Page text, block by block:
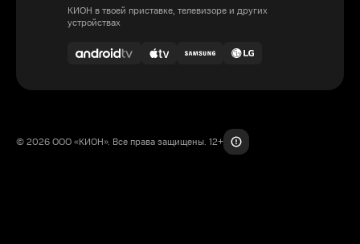
КИОН в твоей приставке, телевизоре и других
устройствах
© 2026 ООО «КИОН». Все права защищены. 12+